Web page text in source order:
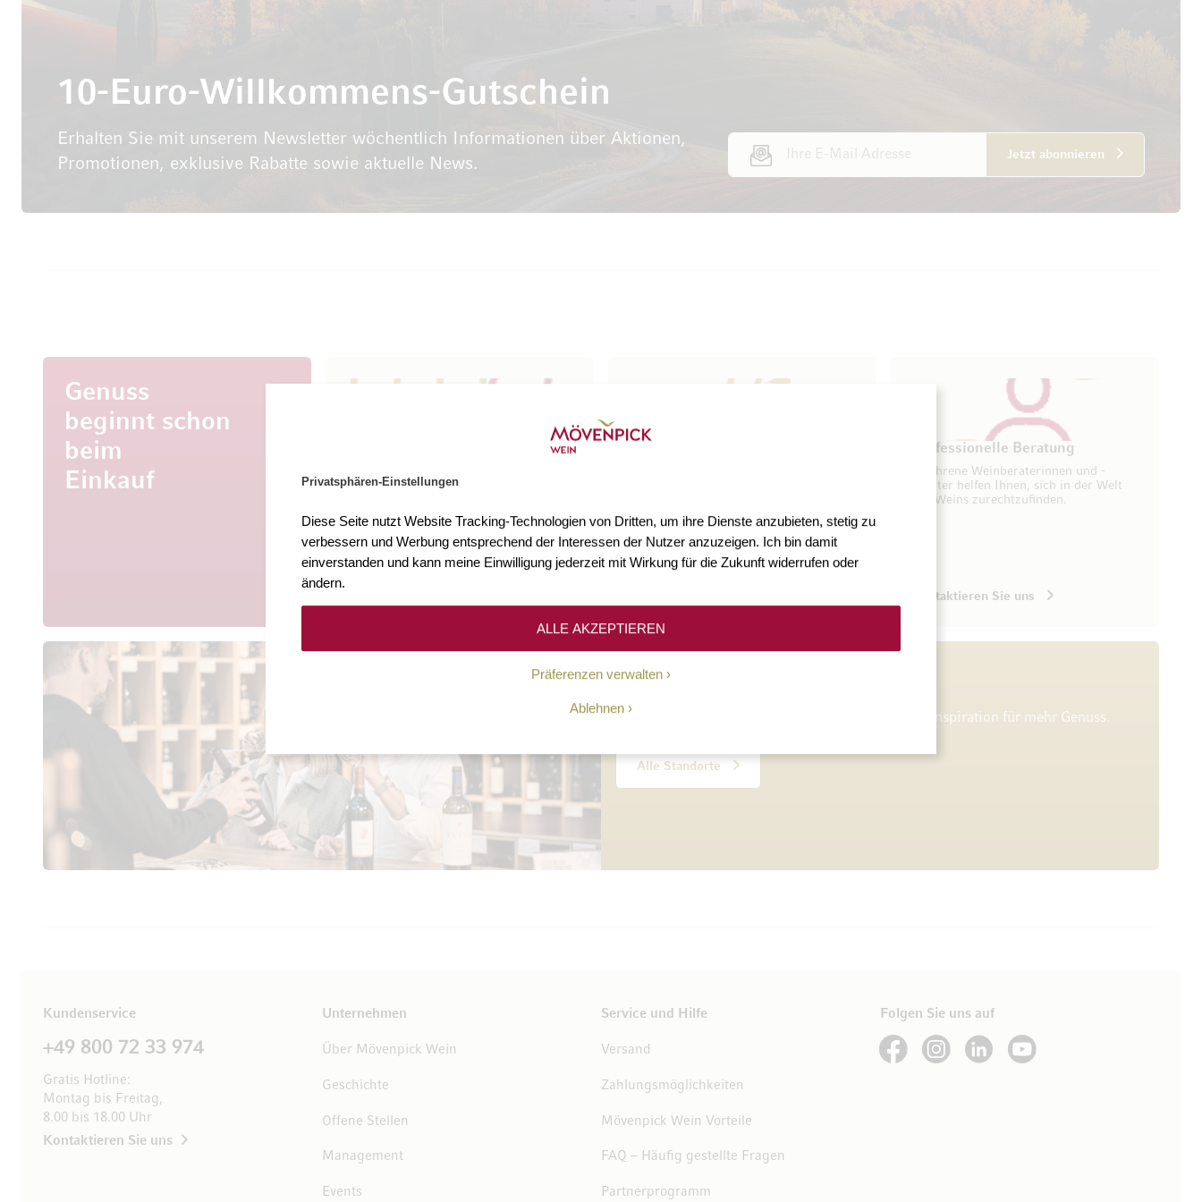
Privatsphären-Einstellungen
Diese Seite nutzt Website Tracking-Technologien von Dritten, um ihre Dienste anzubieten, stetig zu
verbessern und Werbung entsprechend der Interessen der Nutzer anzuzeigen. Ich bin damit
einverstanden und kann meine Einwilligung jederzeit mit Wirkung für die Zukunft widerrufen oder
ändern.
Präferenzen verwalten
Ablehnen
ALLE AKZEPTIEREN
10-Euro-Willkommens-Gutschein
Erhalten Sie mit unserem Newsletter wöchentlich Informationen über Aktionen,
Promotionen, exklusive Rabatte sowie aktuelle News.
E-Mail Adresse
Jetzt abonnieren
Genuss
beginnt schon
beim
Einkauf
aus aller Welt.
Professionelle Beratung
Erfahrene Weinberaterinnen und -
berater helfen Ihnen, sich in der Welt
des Weins zurechtzufinden.
Kontaktieren Sie uns
10 Standorte
Persönliche Beratung, tägliche Verkostungen und Inspiration für mehr Genuss.
Alle Standorte
Kundenservice
+49 800 72 33 974
Gratis Hotline:
Montag bis Freitag,
8.00 bis 18.00 Uhr
Kontaktieren Sie uns
Unternehmen
Über Mövenpick Wein
Geschichte
Offene Stellen
Management
Events
Service und Hilfe
Versand
Zahlungsmöglichkeiten
Mövenpick Wein Vorteile
FAQ – Häufig gestellte Fragen
Partnerprogramm
Folgen Sie uns auf
See our FacebookSee our Instagram account
See our LinkedInSee our YouTube channel